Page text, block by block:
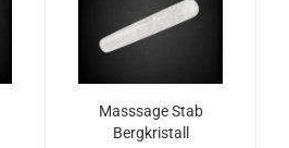
Masssage Stab
Bergkristall